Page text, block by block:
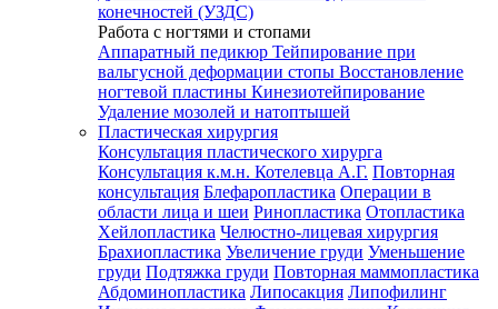
конечностей (УЗДС)
Работа с ногтями и стопами
Аппаратный педикюр Тейпирование при
вальгусной деформации стопы Восстановление
ногтевой пластины Кинезиотейпирование
Удаление мозолей и натоптышей
Пластическая хирургия
Консультация пластического хирурга
Консультация к.м.н. Котелевца А.Г. Повторная
консультация Блефаропластика Операции в
области лица и шеи Ринопластика Отопластика
Хейлопластика Челюстно-лицевая хирургия
Брахиопластика Увеличение груди Уменьшение
груди Подтяжка груди Повторная маммопластика
Абдоминопластика Липосакция Липофилинг